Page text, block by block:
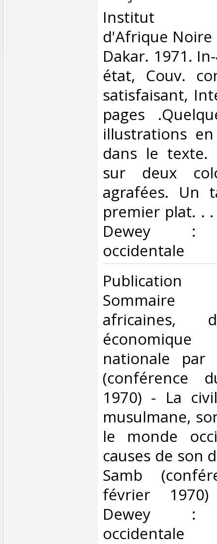
‎Institut
d'Afrique
Dakar. 1971.
état, Couv.
satisfaisant,
pages
illustrations
dans le texte.
sur deux
agrafées. Un
premier plat. .
Dewey :
occidentale‎
‎Publication
Sommaire
africaines,
nationale par
(conférence
1970) - La
musulmane,
le monde
causes de son
Samb
février 1970)
Dewey :
occidentale‎